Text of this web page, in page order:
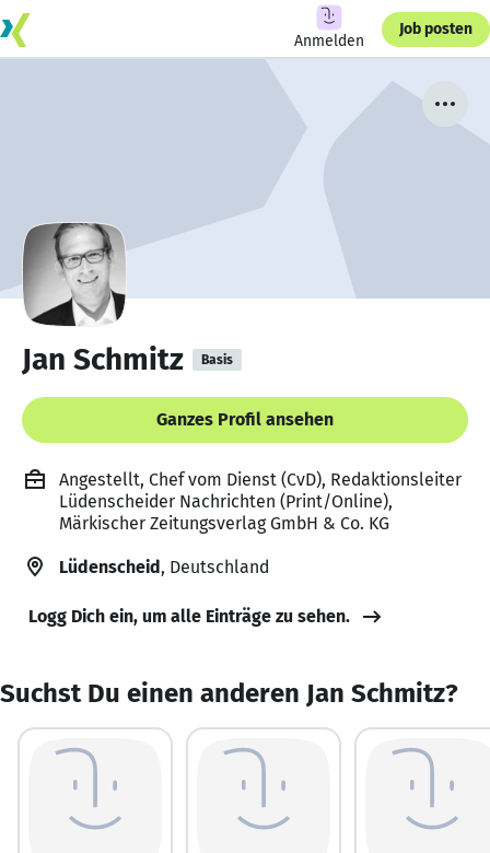
Anmelden
Job posten
Jan Schmitz Basis
Ganzes Profil ansehen
Angestellt, Chef vom Dienst (CvD), Redaktionsleiter
Lüdenscheider Nachrichten (Print/Online),
Märkischer Zeitungsverlag GmbH & Co. KG
Lüdenscheid, Deutschland
Logg Dich ein, um alle Einträge zu sehen.
Suchst Du einen anderen Jan Schmitz?